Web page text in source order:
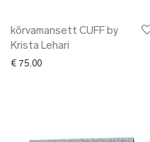
kõrvamansett CUFF by
Krista Lehari
€ 75.00